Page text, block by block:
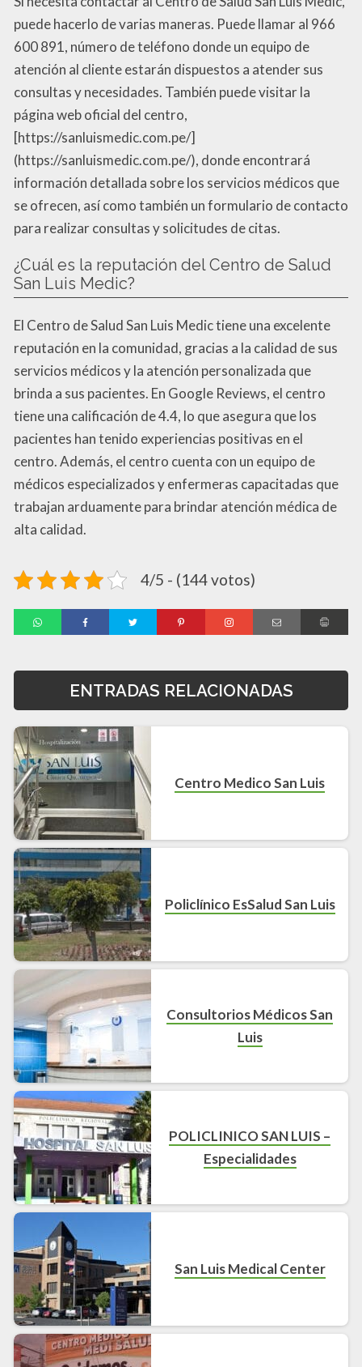
puede hacerlo de varias maneras. Puede llamar al 966
600 891, número de teléfono donde un equipo de
atención al cliente estarán dispuestos a atender sus
consultas y necesidades. También puede visitar la
página web oficial del centro,
[https://sanluismedic.com.pe/]
(https://sanluismedic.com.pe/), donde encontrará
información detallada sobre los servicios médicos que
se ofrecen, así como también un formulario de contacto
para realizar consultas y solicitudes de citas.
¿Cuál es la reputación del Centro de Salud
San Luis Medic?
El Centro de Salud San Luis Medic tiene una excelente
reputación en la comunidad, gracias a la calidad de sus
servicios médicos y la atención personalizada que
brinda a sus pacientes. En Google Reviews, el centro
tiene una calificación de 4.4, lo que asegura que los
pacientes han tenido experiencias positivas en el
centro. Además, el centro cuenta con un equipo de
médicos especializados y enfermeras capacitadas que
trabajan arduamente para brindar atención médica de
alta calidad.
4/5 - (144 votos)
ENTRADAS RELACIONADAS
Centro Medico San Luis
Policlínico EsSalud San Luis
Consultorios Médicos San
Luis
POLICLINICO SAN LUIS –
Especialidades
San Luis Medical Center